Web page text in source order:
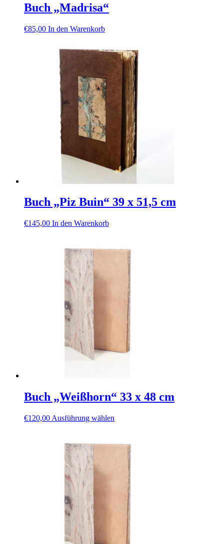
Buch „Madrisa“
€85,00 In den Warenkorb
Buch „Piz Buin“ 39 x 51,5 cm
€145,00 In den Warenkorb
Buch „Weißhorn“ 33 x 48 cm
€120,00 Ausführung wählen
mehrere
Varianten
Optionen
können
Produktseite
gewählt
werden